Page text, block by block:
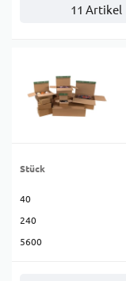
11 Artikel
Stück
40
240
5600